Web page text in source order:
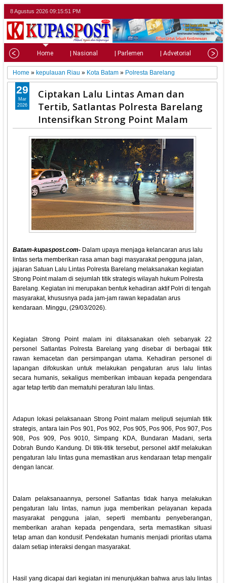
8 Agustus 2026 09:15:53 PM
Home | Nasional | Parlemen | Advetorial |
Home » kepulauan Riau » Kota Batam » Polresta Barelang
Ciptakan Lalu Lintas Aman dan
Tertib, Satlantas Polresta Barelang
Intensifkan Strong Point Malam
Batam-kupaspost.com- Dalam upaya menjaga kelancaran arus lalu
lintas serta memberikan rasa aman bagi masyarakat pengguna jalan,
jajaran Satuan Lalu Lintas Polresta Barelang melaksanakan kegiatan
Strong Point malam di sejumlah titik strategis wilayah hukum Polresta
Barelang. Kegiatan ini merupakan bentuk kehadiran aktif Polri di tengah
masyarakat, khususnya pada jam-jam rawan kepadatan arus
kendaraan. Minggu, (29/03/2026).
Kegiatan Strong Point malam ini dilaksanakan oleh sebanyak 22
personel Satlantas Polresta Barelang yang disebar di berbagai titik
rawan kemacetan dan persimpangan utama. Kehadiran personel di
lapangan difokuskan untuk melakukan pengaturan arus lalu lintas
secara humanis, sekaligus memberikan imbauan kepada pengendara
agar tetap tertib dan mematuhi peraturan lalu lintas.
Adapun lokasi pelaksanaan Strong Point malam meliputi sejumlah titik
strategis, antara lain Pos 901, Pos 902, Pos 905, Pos 906, Pos 907, Pos
908, Pos 909, Pos 9010, Simpang KDA, Bundaran Madani, serta
Dobrah Bundo Kandung. Di titik-titik tersebut, personel aktif melakukan
pengaturan lalu lintas guna memastikan arus kendaraan tetap mengalir
dengan lancar.
Dalam pelaksanaannya, personel Satlantas tidak hanya melakukan
pengaturan lalu lintas, namun juga memberikan pelayanan kepada
masyarakat pengguna jalan, seperti membantu penyeberangan,
memberikan arahan kepada pengendara, serta memastikan situasi
tetap aman dan kondusif. Pendekatan humanis menjadi prioritas utama
dalam setiap interaksi dengan masyarakat.
Hasil yang dicapai dari kegiatan ini menunjukkan bahwa arus lalu lintas
29
Mar
2026